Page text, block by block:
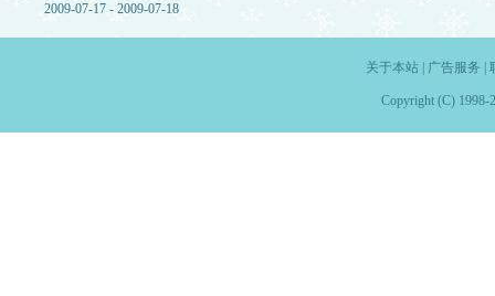
2009-07-17 - 2009-07-18
关于本站| 广告服务
Copyright (C) 1998-